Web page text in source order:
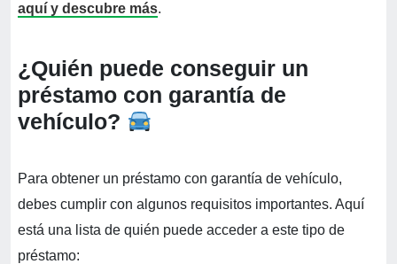
aquí y descubre más.
¿Quién puede conseguir un
préstamo con garantía de
vehículo?
Para obtener un préstamo con garantía de vehículo,
debes cumplir con algunos requisitos importantes. Aquí
está una lista de quién puede acceder a este tipo de
préstamo: